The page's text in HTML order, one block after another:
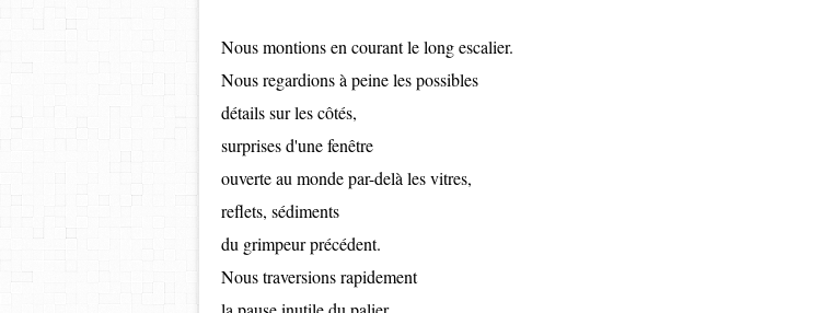
Nous montions en courant le long escalier.
Nous regardions à peine les possibles
détails sur les côtés,
surprises d'une fenêtre
ouverte au monde par-delà les vitres,
reflets, sédiments
du grimpeur précédent.
Nous traversions rapidement